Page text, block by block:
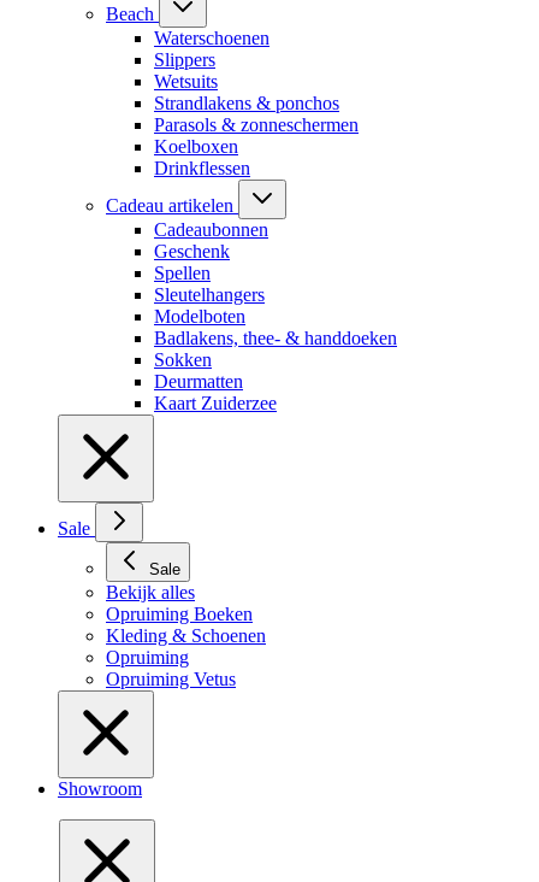
Beach
Waterschoenen
Slippers
Wetsuits
Strandlakens & ponchos
Parasols & zonneschermen
Koelboxen
Drinkflessen
Cadeau artikelen
Cadeaubonnen
Geschenk
Spellen
Sleutelhangers
Modelboten
Badlakens, thee- & handdoeken
Sokken
Deurmatten
Kaart Zuiderzee
Sale
Sale
Bekijk alles
Opruiming Boeken
Kleding & Schoenen
Opruiming
Opruiming Vetus
Showroom